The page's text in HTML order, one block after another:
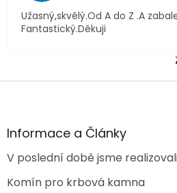
Užasný,skvělý.Od A do Z .A
Fantastický.Děkuji
Z
aInformace a Články
V poslední době jsme
Komín pro krbová kamna